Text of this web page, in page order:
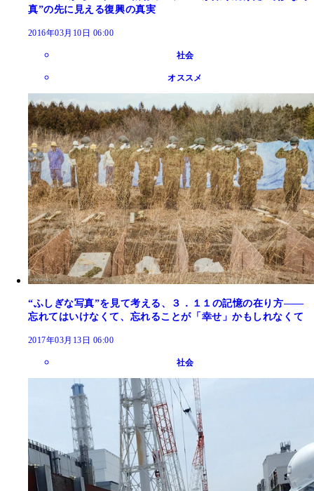
真”の先に見える復興の真実
2016年03月10日 06:00
社会
オススメ
“ふしぎな写真”を見て考える、３．１１の記憶の在り方――
忘れてはいけなくて、忘れることが「幸せ」かもしれなくて
2017年03月13日 06:00
社会